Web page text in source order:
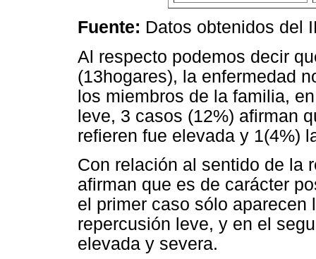
Fuente: Datos obtenidos del
Al respecto podemos decir
(13hogares), la enfermedad
los miembros de la familia,
leve, 3 casos (12%) afirman
refieren fue elevada y 1(4%)
Con relación al sentido de la
afirman que es de carácter
el primer caso sólo
repercusión leve, y en el
elevada y severa.